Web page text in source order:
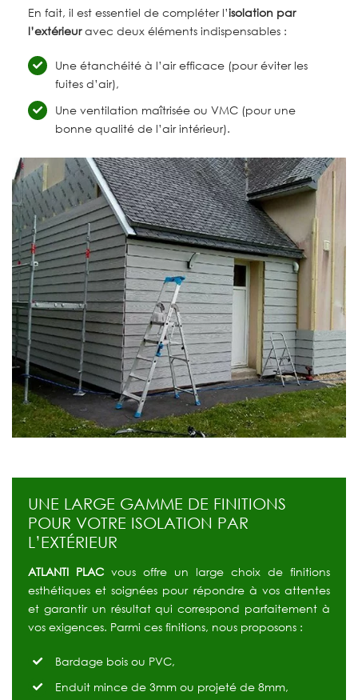
En fait, il est essentiel de compléter l’isolation par
l’extérieuravec deux éléments indispensables :
Une étanchéité à l’air efficace (pour éviter les
fuites d’air),
Une ventilation maîtrisée ou VMC (pour une
bonne qualité de l’air intérieur).
UNE LARGE GAMME DE FINITIONS
POUR VOTRE ISOLATION PAR
L’EXTÉRIEUR
ATLANTI PLAC vous offre un large choix de finitions
esthétiques et soignées pour répondre à vos attentes
et garantir un résultat qui correspond parfaitement à
vos exigences. Parmi ces finitions, nous proposons :
Bardage bois ou PVC,
Enduit mince de 3mm ou projeté de 8mm,